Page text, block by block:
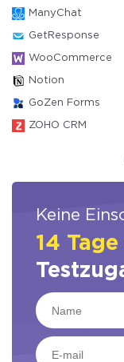
ManyChat
GetResponse
WooCommerce
Notion
GoZen Forms
ZOHO CRM
Keine
14